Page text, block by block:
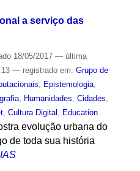
a serviço das
18/05/2017 — última
— registrado em: Grupo de
Epistemologia,
, Humanidades Cidades
, Cultura Digital Education
evolução urbana do
de toda sua história